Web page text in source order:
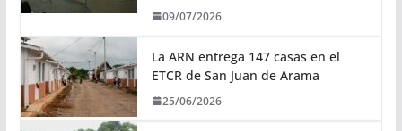
09/07/2026
La ARN entrega 147 casas en el
ETCR de San Juan de Arama
25/06/2026